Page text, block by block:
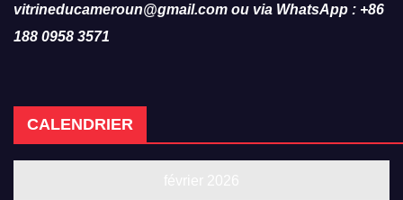
vitrineducameroun@gmail.com ou via WhatsApp : +86
188 0958 3571
CALENDRIER